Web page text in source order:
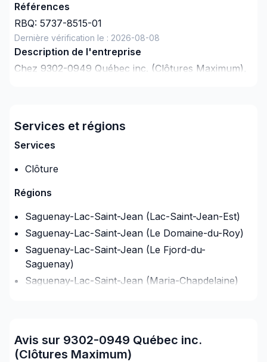
Références
RBQ: 5737-8515-01
Dernière vérification le : 2026-08-08
Description de l'entreprise
Chez 9302-0949 Québec inc. (Clôtures Maximum),
Grâce à notre approche centrée sur le client, nous
proposons des solutions adaptées à vos besoins
ensemble vos idées en réalité. Contactez-nous dès
service d'exception, centré sur vos besoins et vos
aspirations.
Services et régions
Services
Clôture
Régions
Saguenay-Lac-Saint-Jean (Lac-Saint-Jean-Est)
Saguenay-Lac-Saint-Jean (Le Domaine-du-Roy)
Saguenay-Lac-Saint-Jean (Le Fjord-du-
Saguenay)
Saguenay-Lac-Saint-Jean (Maria-Chapdelaine)
Avis sur 9302-0949 Québec inc.
(Clôtures Maximum)